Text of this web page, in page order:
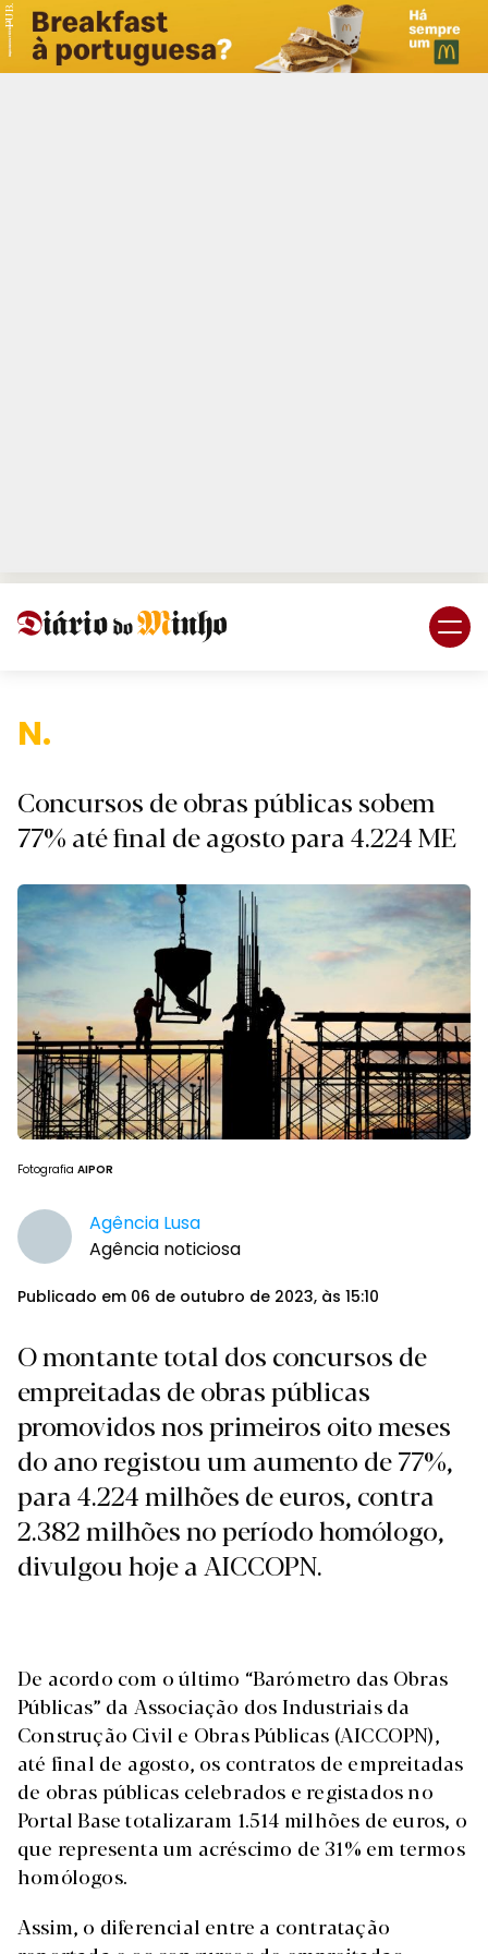
PUB.
N.
Concursos de obras públicas sobem
77% até final de agosto para 4.224 ME
Fotografia AIPOR
Agência Lusa
Agência noticiosa
Publicado em 06 de outubro de 2023, às 15:10
O montante total dos concursos de
empreitadas de obras públicas
promovidos nos primeiros oito meses
do ano registou um aumento de 77%,
para 4.224 milhões de euros, contra
2.382 milhões no período homólogo,
divulgou hoje a AICCOPN.
De acordo com o último “Barómetro das Obras
Públicas” da Associação dos Industriais da
Construção Civil e Obras Públicas (AICCOPN),
até final de agosto, os contratos de empreitadas
de obras públicas celebrados e registados no
Portal Base totalizaram 1.514 milhões de euros, o
que representa um acréscimo de 31% em termos
homólogos.
Assim, o diferencial entre a contratação